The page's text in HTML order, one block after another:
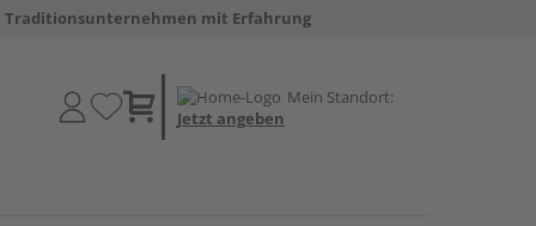
Traditionsunternehmen mit Erfahrung
Mein Standort:
Jetzt angeben